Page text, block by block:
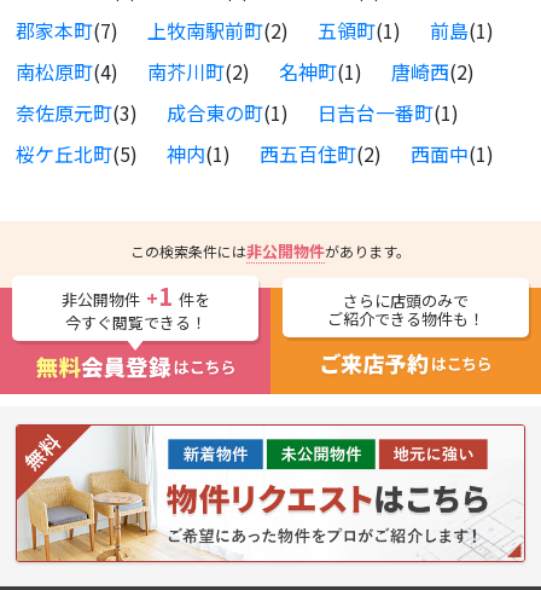
郡家本町(7) 上牧南駅前町(2) 五領町(1) 前島(1)
南松原町(4) 南芥川町(2) 名神町(1) 唐崎西(2)
奈佐原元町(3) 成合東の町(1) 日吉台一番町(1)
桜ケ丘北町(5) 神内(1) 西五百住町(2) 西面中(1)
この検索条件には非公開物件があります。
非公開物件 +1 件を
今すぐ閲覧できる！
さらに店頭のみで
ご紹介できる物件も！